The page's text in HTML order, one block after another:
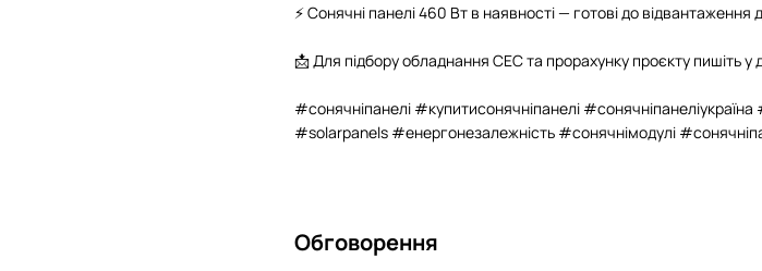
⚡ Сонячні панелі 460 Вт в наявності — готові до відвантаження
📩 Для підбору обладнання СЕС та прорахунку проєкту пишіть у
#сонячніпанелі #купитисонячніпанелі
#solarpanels #енергонезалежність #сонячнімодулі
Обговорення